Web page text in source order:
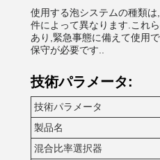
使用する泡システムの種類
件によって異なります.これ
あり,緊急事態に備えて使用
保守が必要です..
技術パラメータ:
技術パラメータ
製品名
混合比率選択器